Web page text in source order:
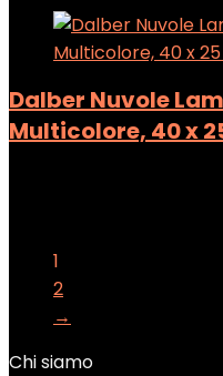
Dalber Nuvole
Multicolore, 40 x
1
2
→
Chi siamo